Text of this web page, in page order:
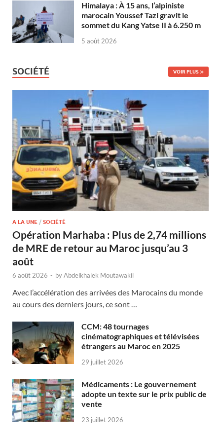
Himalaya : À 15 ans, l’alpiniste
marocain Youssef Tazi gravit le
sommet du Kang Yatse II à 6.250 m
5 août 2026
SOCIÉTÉ VOIR PLUS
A LA UNE / SOCIÉTÉ
Opération Marhaba : Plus de 2,74 millions
de MRE de retour au Maroc jusqu’au 3
août
6 août 2026 - byAbdelkhalek Moutawakil
Avec l’accélération des arrivées des Marocains du monde
au cours des derniers jours, ce sont …
CCM: 48 tournages
cinématographiques et télévisées
étrangers au Maroc en 2025
29 juillet 2026
Médicaments : Le gouvernement
adopte un texte sur le prix public de
vente
23 juillet 2026